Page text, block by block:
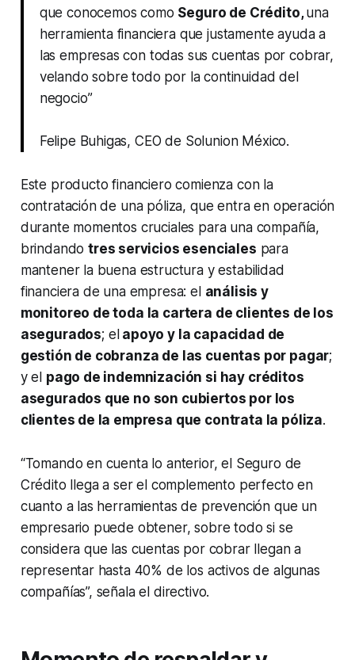
que conocemos como Seguro de Crédito,una
herramienta financiera que justamente ayuda a
las empresas con todas sus cuentas por cobrar,
velando sobre todo por la continuidad del
negocio”
Felipe Buhigas, CEO de Solunion México.
Este producto financiero comienza con la
contratación de una póliza, que entra en operación
durante momentos cruciales para una compañía,
brindandotres servicios esenciales para
mantener la buena estructura y estabilidad
financiera de una empresa: el análisis y
monitoreo de toda la cartera de clientes de los
asegurados; elapoyo y la capacidad de
gestión de cobranza de las cuentas por pagar;
y el pago de indemnización si hay créditos
asegurados que no son cubiertos por los
clientes de la empresa que contrata la póliza.
“Tomando en cuenta lo anterior, el Seguro de
Crédito llega a ser el complemento perfecto en
cuanto a las herramientas de prevención que un
empresario puede obtener, sobre todo si se
considera que las cuentas por cobrar llegan a
representar hasta 40% de los activos de algunas
compañías”, señala el directivo.